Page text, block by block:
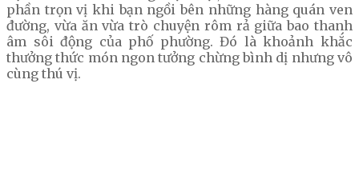
phần trọn vị khi bạn ngồi bên những hàng quán ven
đường, vừa ăn vừa trò chuyện rôm rả giữa bao thanh
âm sôi động của phố phường. Đó là khoảnh khắc
thưởng thức món ngon tưởng chừng bình dị nhưng vô
cùng thú vị.